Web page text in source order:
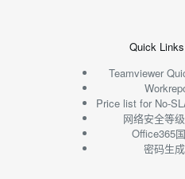
Quick Links
Teamviewer
Price list for No-
网络安全等
Office365
密码生